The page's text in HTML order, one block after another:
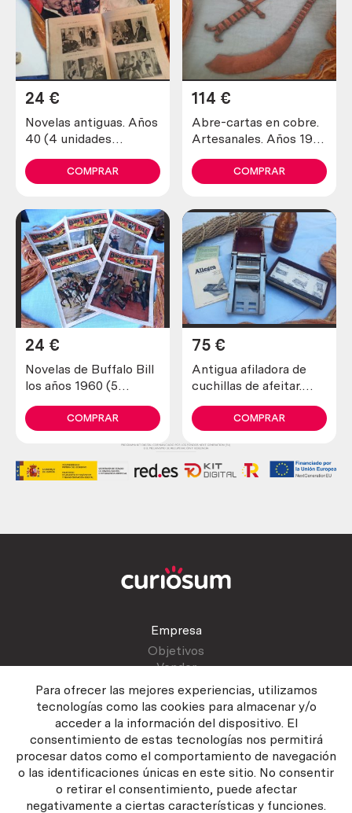
Para ofrecer las mejores experiencias, utilizamos
tecnologías como las cookies para almacenar y/o
acceder a la información del dispositivo. El
consentimiento de estas tecnologías nos permitirá
procesar datos como el comportamiento de navegación
o las identificaciones únicas en este sitio. No consentir
o retirar el consentimiento, puede afectar
negativamente a ciertas características y funciones.
Novelas antiguas. Años
40 (4 unidades
24 €
COMPRAR
Abre-cartas en cobre.
Artesanales. Años 1900
letters in copper
114 €
COMPRAR
Novelas de Buffalo Bill
los años 1960 (5
24 €
COMPRAR
Antigua afiladora de
cuchillas de afeitar.
75 €
COMPRAR
Empresa
Objetivos
Vender
Atención al cliente
Contactar
Manual del vendedor